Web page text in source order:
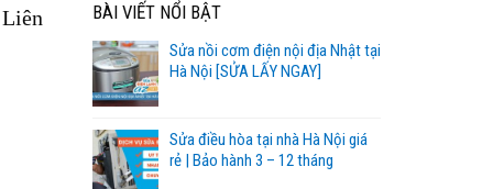
BÀI VIẾT NỔI BẬT
Sửa nồi cơm điện nội địa Nhật tại
Hà Nội [SỬA LẤY NGAY]
Sửa điều hòa tại nhà Hà Nội giá
rẻ | Bảo hành 3 – 12 tháng